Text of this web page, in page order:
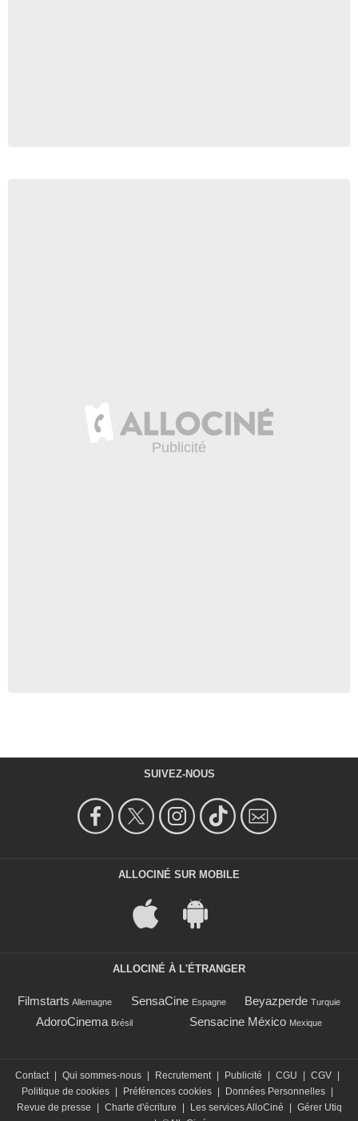
SUIVEZ-NOUS
ALLOCINÉ SUR MOBILE
ALLOCINÉ À L'ÉTRANGER
Filmstarts Allemagne SensaCine Espagne Beyazperde Turquie
AdoroCinema Brésil Sensacine México Mexique
Contact Qui sommes-nous Recrutement Publicité CGU CGV
Politique de cookies
Préférences cookies Données Personnelles
Revue de presse
Charte d'écriture Les services AlloCiné
Gérer Utiq